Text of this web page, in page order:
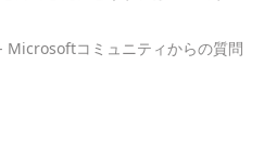
Microsoftコミュニティからの質問